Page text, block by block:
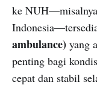
ke
ambulance) yang
penting bagi
cepat dan stabil